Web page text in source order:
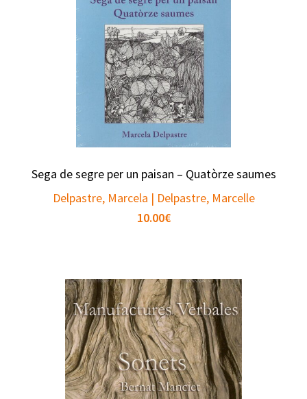
Sega de segre per un paisan – Quatòrze saumes
Delpastre, Marcela | Delpastre, Marcelle
10.00€